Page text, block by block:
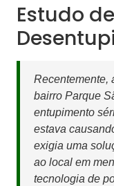
Estudo
Recentemente,
bairro Parque
entupimento
estava
exigia uma
ao local em
tecnologia de